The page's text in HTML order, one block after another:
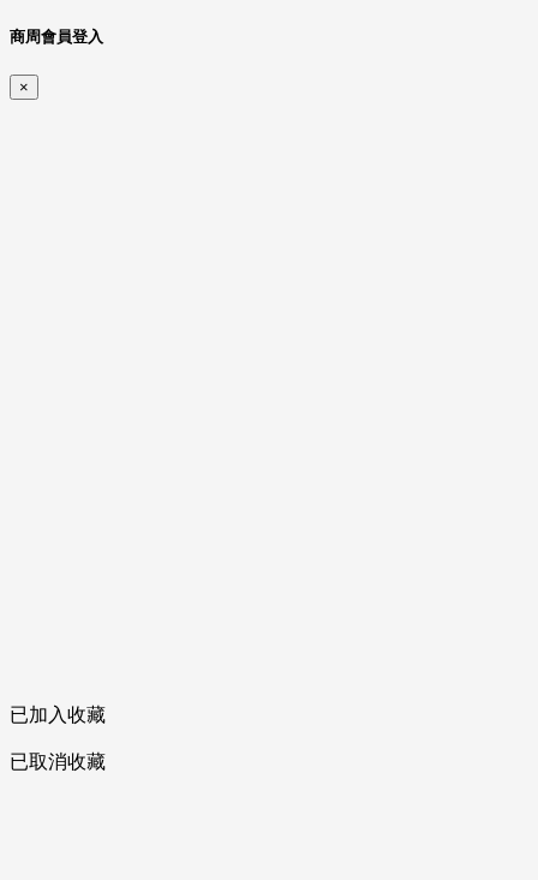
商周會員登入
×
已加入收藏
已取消收藏